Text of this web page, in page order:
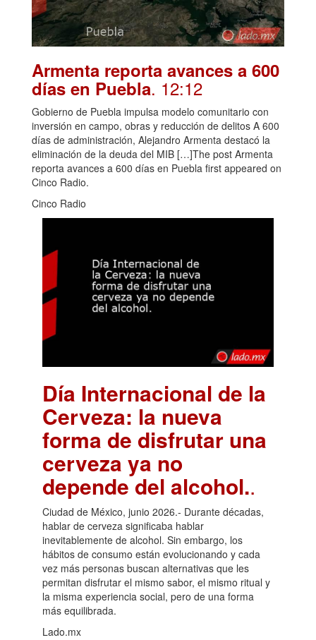
Armenta reporta avances a 600
días en Puebla. 12:12
Gobierno de Puebla impulsa modelo comunitario con
inversión en campo, obras y reducción de delitos A 600
días de administración, Alejandro Armenta destacó la
eliminación de la deuda del MIB […]The post Armenta
reporta avances a 600 días en Puebla first appeared on
Cinco Radio.
Cinco Radio
Día Internacional de la
Cerveza: la nueva
forma de disfrutar una
cerveza ya no
depende del alcohol..
Ciudad de México, junio 2026.- Durante décadas,
hablar de cerveza significaba hablar
inevitablemente de alcohol. Sin embargo, los
hábitos de consumo están evolucionando y cada
vez más personas buscan alternativas que les
permitan disfrutar el mismo sabor, el mismo ritual y
la misma experiencia social, pero de una forma
más equilibrada.
Lado.mx